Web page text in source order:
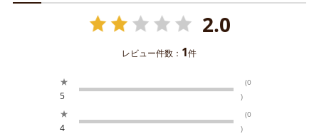
2.0
レビュー件数： 1件
★
5
(0
)
★
4
(0
)